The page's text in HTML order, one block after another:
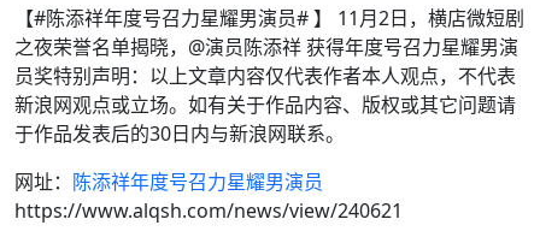
【#陈添祥年度号召力星耀男演员# 】 11月2日，横店微短剧
之夜荣誉名单揭晓，@演员陈添祥 获得年度号召力星耀男演
员奖特别声明：以上文章内容仅代表作者本人观点，不代表
新浪网观点或立场。如有关于作品内容、版权或其它问题请
于作品发表后的30日内与新浪网联系。
网址： 陈添祥年度号召力星耀男演员
https://www.alqsh.com/news/view/240621